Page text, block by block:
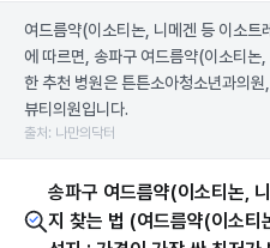
여드름약(이소티논, 니메겐 등 이소트
에 따르면, 송파구 여드름약(이소티
한 추천 병원은 튼튼소아청소년과의
뷰티의원입니다.
출처: 나만의닥터
송파구 여드름약(이소티논,
지 찾는 법 (여드름약(이소티